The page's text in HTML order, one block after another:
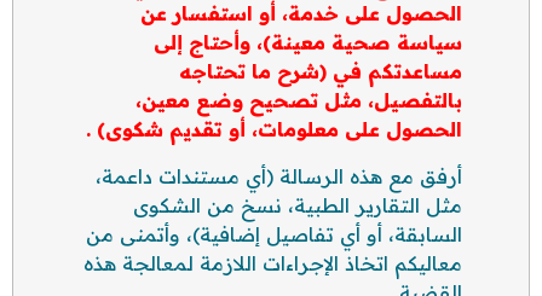
الحصول على خدمة، أو استفسار عن
سياسة صحية معينة)، وأحتاج إلى
مساعدتكم في (شرح ما تحتاجه
بالتفصيل، مثل تصحيح وضع معين،
الحصول على معلومات، أو تقديم شكوى) .
أرفق مع هذه الرسالة (أي مستندات داعمة،
مثل التقارير الطبية، نسخ من الشكوى
السابقة، أو أي تفاصيل إضافية)، وأتمنى من
معاليكم اتخاذ الإجراءات اللازمة لمعالجة هذه